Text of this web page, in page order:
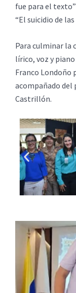
fue para el
“El suicidio de las
Para culminar la
lírico, voz y
Franco
acompañado del
Castrillón.